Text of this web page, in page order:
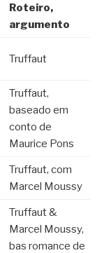
Roteiro,
argumento
Truffaut
Truffaut,
baseado em
conto de
Maurice Pons
Truffaut, com
Marcel Moussy
Truffaut &
Marcel Moussy,
bas romance de